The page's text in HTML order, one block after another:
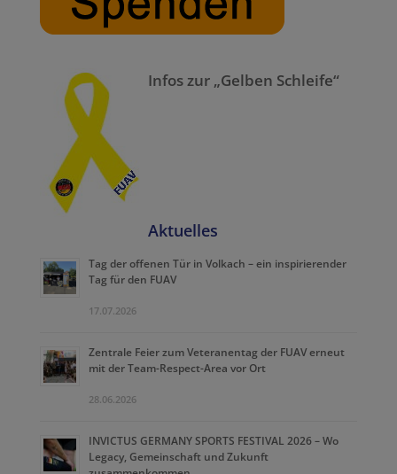
Infos zur „Gelben Schleife“
Aktuelles
Tag der offenen Tür in Volkach – ein inspirierender
Tag für den FUAV
17.07.2026
Zentrale Feier zum Veteranentag der FUAV erneut
mit der Team-Respect-Area vor Ort
28.06.2026
INVICTUS GERMANY SPORTS FESTIVAL 2026 – Wo
Legacy, Gemeinschaft und Zukunft